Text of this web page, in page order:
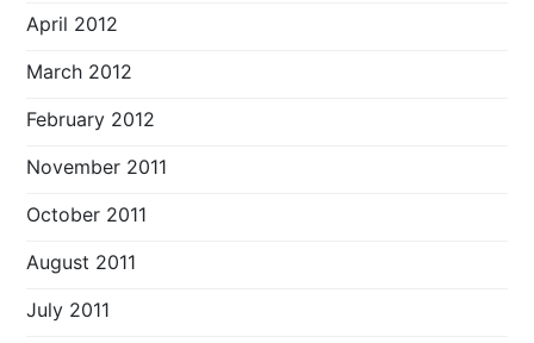
April 2012
March 2012
February 2012
November 2011
October 2011
August 2011
July 2011